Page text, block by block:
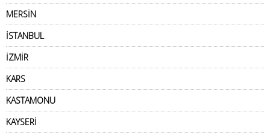
MERSİN
İSTANBUL
İZMİR
KARS
KASTAMONU
KAYSERİ